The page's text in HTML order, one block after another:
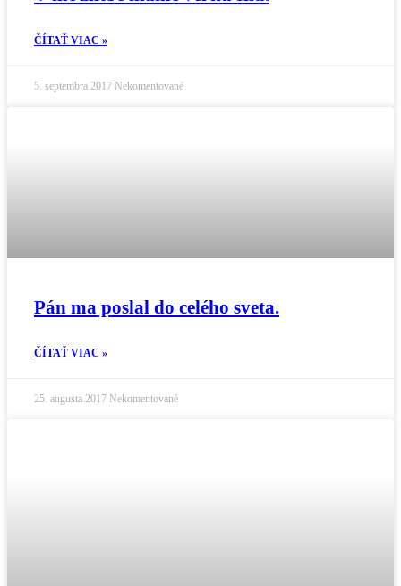
ČÍTAŤ VIAC »
5. septembra 2017 Nekomentované
Pán ma poslal do celého sveta.
ČÍTAŤ VIAC »
25. augusta 2017 Nekomentované